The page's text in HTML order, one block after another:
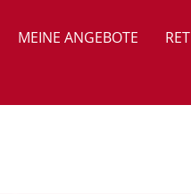
MEINE ANGEBOTE